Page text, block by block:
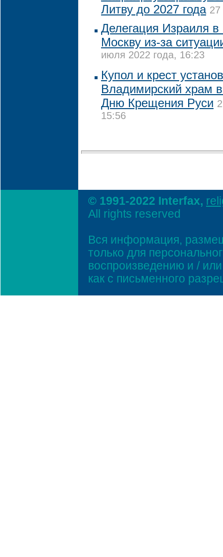
Литву до 2027 года
Делегация Израиля в
Москву из-за
июля 2022 года, 16:23
Купол и крест
Владимирский храм
Дню Крещения Руси
15:56
© 1991-2022 Interfax,
All rights reserved
Вся информация,
только для
воспроизведению и /
как с письменного